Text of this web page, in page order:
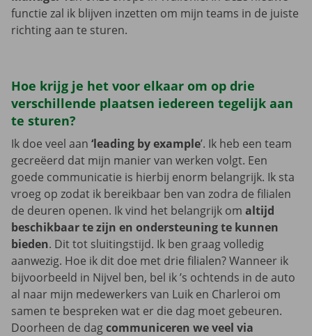
functie zal ik blijven inzetten om mijn teams in de juiste
richting aan te sturen.
Hoe krijg je het voor elkaar om op drie
verschillende plaatsen iedereen tegelijk aan
te sturen?
Ik doe veel aan ‘leading by example’. Ik heb een team
gecreëerd dat mijn manier van werken volgt. Een
goede communicatie is hierbij enorm belangrijk. Ik sta
vroeg op zodat ik bereikbaar ben van zodra de filialen
de deuren openen. Ik vind het belangrijk om altijd
beschikbaar te zijn en ondersteuning te kunnen
bieden. Dit tot sluitingstijd. Ik ben graag volledig
aanwezig. Hoe ik dit doe met drie filialen? Wanneer ik
bijvoorbeeld in Nijvel ben, bel ik ’s ochtends in de auto
al naar mijn medewerkers van Luik en Charleroi om
samen te bespreken wat er die dag moet gebeuren.
Doorheen de dagcommuniceren we veel via